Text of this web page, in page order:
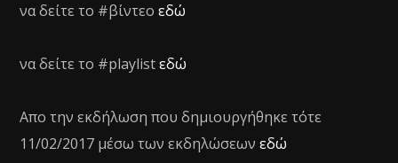
να δείτε το #βίντεοεδώ
να δείτε το #playlistεδώ
Απο την εκδήλωση που δημιουργήθηκε τότε
11/02/2017 μέσω των εκδηλώσεωνεδώ